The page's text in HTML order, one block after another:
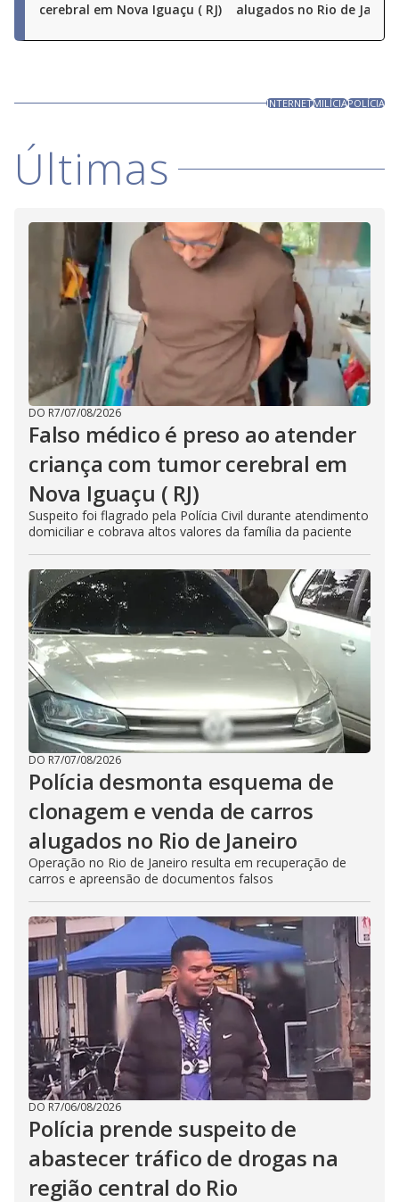
cerebral em Nova Iguaçu ( RJ)
alugados no Rio de
INTERNETMILÍCIAPOLÍCIA
Últimas
DO R7/07/08/2026
Falso médico é preso ao atender
criança com tumor cerebral em
Nova Iguaçu ( RJ)
Suspeito foi flagrado pela Polícia Civil durante atendimento
domiciliar e cobrava altos valores da família da paciente
DO R7/07/08/2026
Polícia desmonta esquema de
clonagem e venda de carros
alugados no Rio de Janeiro
Operação no Rio de Janeiro resulta em recuperação de
carros e apreensão de documentos falsos
DO R7/06/08/2026
Polícia prende suspeito de
abastecer tráfico de drogas na
região central do Rio